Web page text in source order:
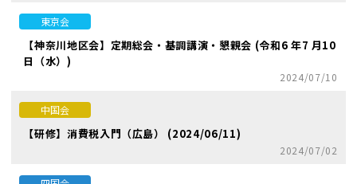
東京会
【神奈川地区会】定期総会・基調講演・懇親会 (令和6 年7 月10
日（水）)
2024/07/10
中国会
【研修】消費税入門（広島） (2024/06/11)
2024/07/02